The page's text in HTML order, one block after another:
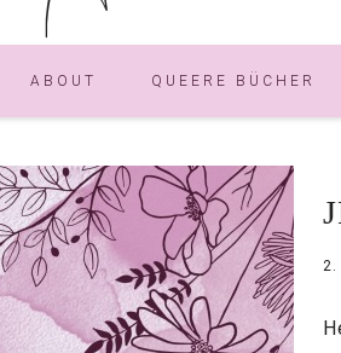
ABOUT QUEERE BÜCHER
2.